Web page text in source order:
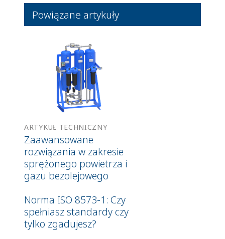
Powiązane artykuły
ARTYKUŁ TECHNICZNY
Zaawansowane
rozwiązania w zakresie
sprężonego powietrza i
gazu bezolejowego
Norma ISO 8573-1: Czy
spełniasz standardy czy
tylko zgadujesz?